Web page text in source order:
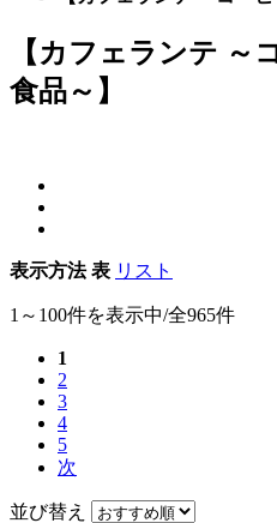
【カフェランテ ～
食品～】
表示方法 表 リスト
1～100件を表示中/全965件
1
2
3
4
5
次
並び替え